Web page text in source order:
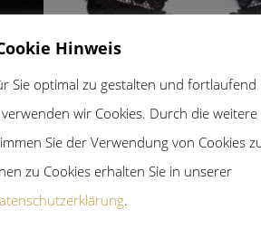
Smooth
Hinweis
Sie optimal zu gestalten und fortlaufend
wir Cookies. Durch die weitere
Sie der Verwendung von Cookies
zu Cookies erhalten Sie in unserer
.